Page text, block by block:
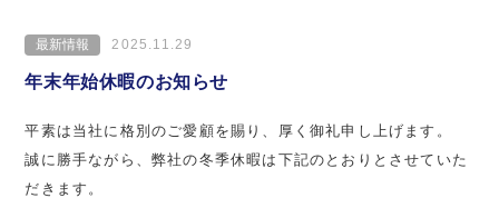
最新情報 2025.11.29
年末年始休暇のお知らせ
平素は当社に格別のご愛顧を賜り、厚く御礼申し上げます。
誠に勝手ながら、弊社の冬季休暇は下記のとおりとさせていた
だきます。